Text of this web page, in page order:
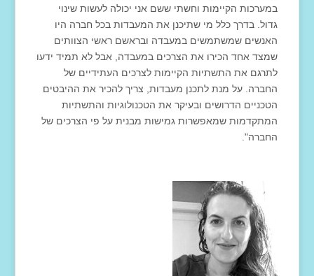
במערכות הקיימות וחשתי ששם אני יכולה לעשות שינוי
גדול. בדרך כלל מי שתיכנן את המעבדות בכל חברה היו
האנשים שמשתמשים במעבדה ובראשם ראשי הצוותים
שמצד אחד הכירו את הצרכים במעבדה, אבל לא תמיד ידעו
לתרגם את התשתיות הקיימות לצרכים העתידיים של
החברה. על מנת לתכנן מעבדות, צריך להכיר את ההיבטים
הטכניים הדרושים ובעיקר את הטכנולוגיות והתשתיות
המתקדמות שמאפשרות גמישות מבנית על פי הצרכים של
החברה".